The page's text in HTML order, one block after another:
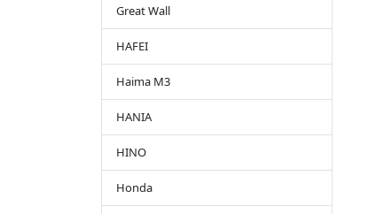
Great Wall
HAFEI
Haima M3
HANIA
HINO
Honda